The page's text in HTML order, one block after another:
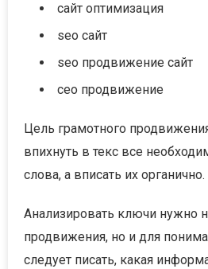
сайт оптимизация
seo сайт
seo продвижение сайт
сео продвижение
Цель грамотного
впихнуть в текс все
слова, а вписать их органично.
Анализировать ключи нужно
продвижения, но и для
следует писать, какая